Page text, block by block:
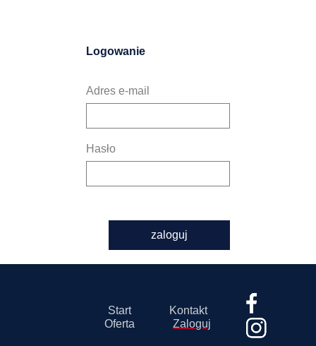
Logowanie
Adres e-mail
Hasło
zaloguj
Start
Kontakt
Oferta
Zaloguj